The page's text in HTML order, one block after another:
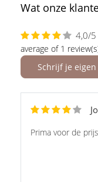
Wat onze
4,0/5
average of 1
Schrijf je
Prima voor de